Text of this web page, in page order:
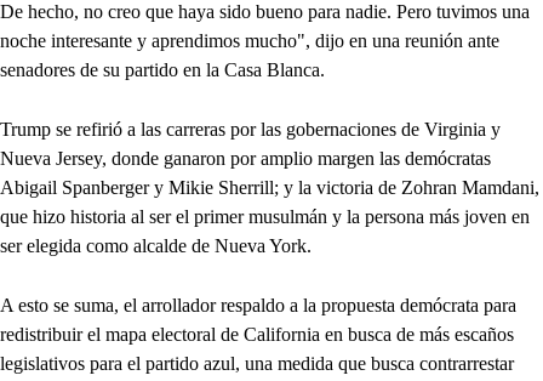
De hecho, no creo que haya sido bueno para nadie. Pero tuvimos una
noche interesante y aprendimos mucho", dijo en una reunión ante
senadores de su partido en la Casa Blanca.
Trump se refirió a las carreras por las gobernaciones de Virginia y
Nueva Jersey, donde ganaron por amplio margen las demócratas
Abigail Spanberger y Mikie Sherrill; y la victoria de Zohran Mamdani,
que hizo historia al ser el primer musulmán y la persona más joven en
ser elegida como alcalde de Nueva York.
A esto se suma, el arrollador respaldo a la propuesta demócrata para
redistribuir el mapa electoral de California en busca de más escaños
legislativos para el partido azul, una medida que busca contrarrestar